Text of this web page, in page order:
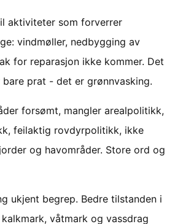
aktiviteter som forverrer
vindmøller, nedbygging av
for reparasjon ikke kommer. Det
prat - det er grønnvasking.
forsømt, mangler arealpolitikk,
feilaktig rovdyrpolitikk, ikke
og havområder. Store ord og
ukjent begrep. Bedre tilstanden i
våtmark og vassdrag